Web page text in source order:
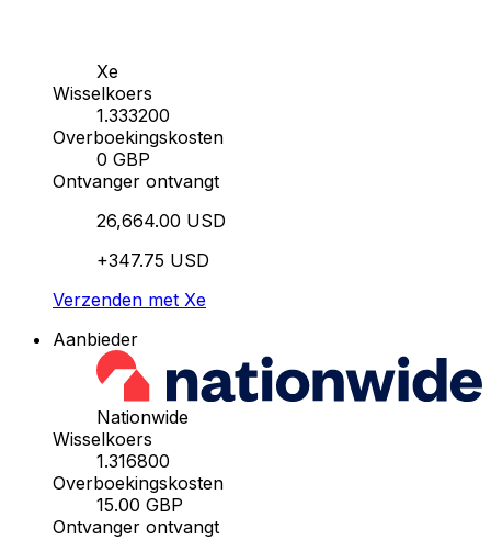
Xe
Wisselkoers
1.333200
Overboekingskosten
0 GBP
Ontvanger ontvangt
26,664.00 USD
+347.75 USD
Verzenden met Xe
Aanbieder
Nationwide
Wisselkoers
1.316800
Overboekingskosten
15.00 GBP
Ontvanger ontvangt